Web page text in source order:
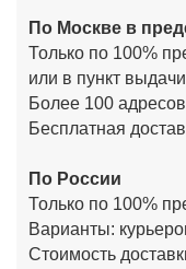
По Москве в
Только по 100%
или в пункт
Более 100
Бесплатная
По России
Только по 100%
Варианты:
Стоимость